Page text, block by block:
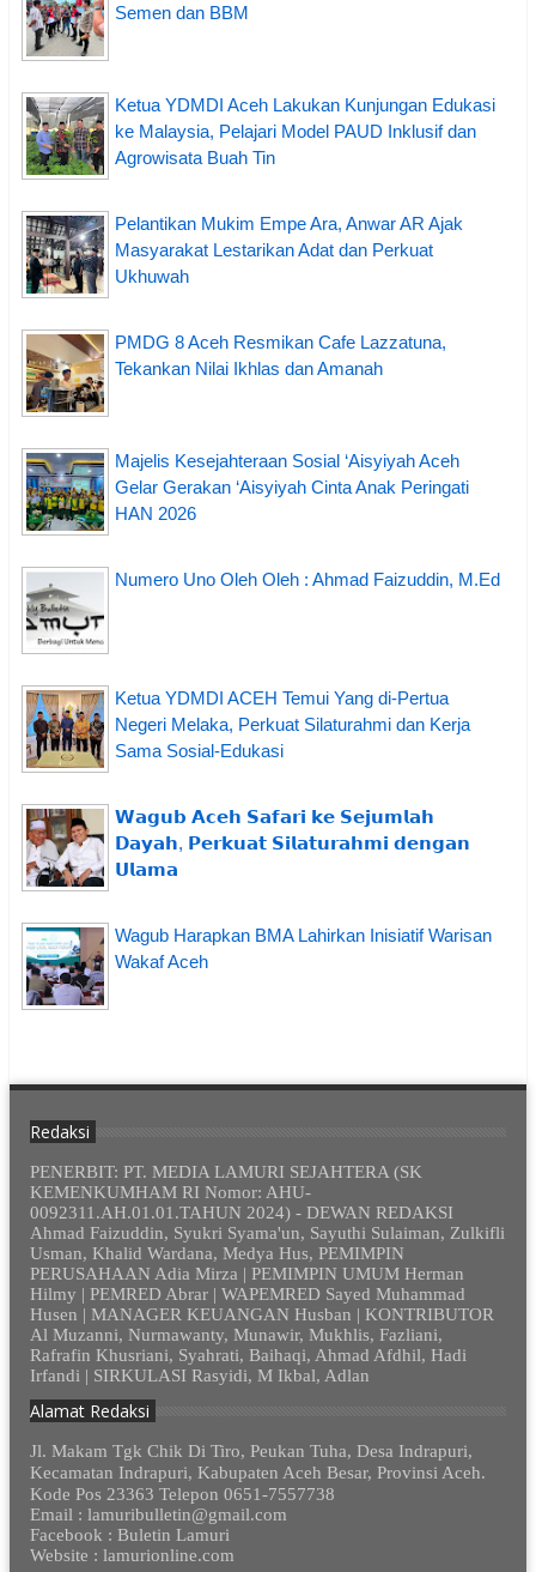
Semen dan BBM
Ketua YDMDI Aceh Lakukan Kunjungan Edukasi
ke Malaysia, Pelajari Model PAUD Inklusif dan
Agrowisata Buah Tin
Pelantikan Mukim Empe Ara, Anwar AR Ajak
Masyarakat Lestarikan Adat dan Perkuat
Ukhuwah
PMDG 8 Aceh Resmikan Cafe Lazzatuna,
Tekankan Nilai Ikhlas dan Amanah
Majelis Kesejahteraan Sosial ‘Aisyiyah Aceh
Gelar Gerakan ‘Aisyiyah Cinta Anak Peringati
HAN 2026
Numero Uno Oleh Oleh : Ahmad Faizuddin, M.Ed
Ketua YDMDI ACEH Temui Yang di-Pertua
Negeri Melaka, Perkuat Silaturahmi dan Kerja
Sama Sosial-Edukasi
𝗪𝗮𝗴𝘂𝗯 𝗔𝗰𝗲𝗵 𝗦𝗮𝗳𝗮𝗿𝗶 𝗸𝗲 𝗦𝗲𝗷𝘂𝗺𝗹𝗮𝗵
𝗗𝗮𝘆𝗮𝗵, 𝗣𝗲𝗿𝗸𝘂𝗮𝘁 𝗦𝗶𝗹𝗮𝘁𝘂𝗿𝗮𝗵𝗺𝗶 𝗱𝗲𝗻𝗴𝗮𝗻
𝗨𝗹𝗮𝗺𝗮
Wagub Harapkan BMA Lahirkan Inisiatif Warisan
Wakaf Aceh
Redaksi
PENERBIT: PT. MEDIA LAMURI SEJAHTERA (SK
KEMENKUMHAM RI Nomor: AHU-
0092311.AH.01.01.TAHUN 2024) - DEWAN REDAKSI
Ahmad Faizuddin, Syukri Syama'un, Sayuthi Sulaiman, Zulkifli
Usman, Khalid Wardana, Medya Hus, PEMIMPIN
PERUSAHAAN Adia Mirza | PEMIMPIN UMUM Herman
Hilmy | PEMRED Abrar | WAPEMRED Sayed Muhammad
Husen | MANAGER KEUANGAN Husban | KONTRIBUTOR
Al Muzanni, Nurmawanty, Munawir, Mukhlis, Fazliani,
Rafrafin Khusriani, Syahrati, Baihaqi, Ahmad Afdhil, Hadi
Irfandi | SIRKULASI Rasyidi, M Ikbal, Adlan
Alamat Redaksi
Jl. Makam Tgk Chik Di Tiro, Peukan Tuha, Desa Indrapuri,
Kecamatan Indrapuri, Kabupaten Aceh Besar, Provinsi Aceh.
Kode Pos 23363 Telepon 0651-7557738
Email : lamuribulletin@gmail.com
Facebook : Buletin Lamuri
Website : lamurionline.com